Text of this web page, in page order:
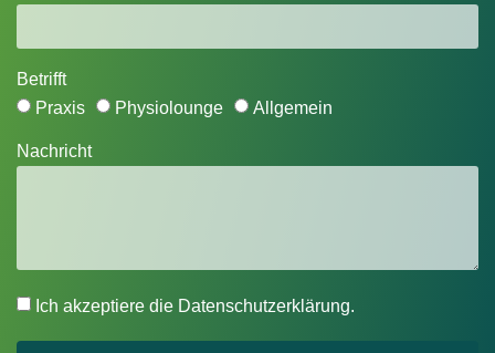
Betrifft
Praxis
Physiolounge Allgemein
Nachricht
Ich akzeptiere die Datenschutzerklärung.